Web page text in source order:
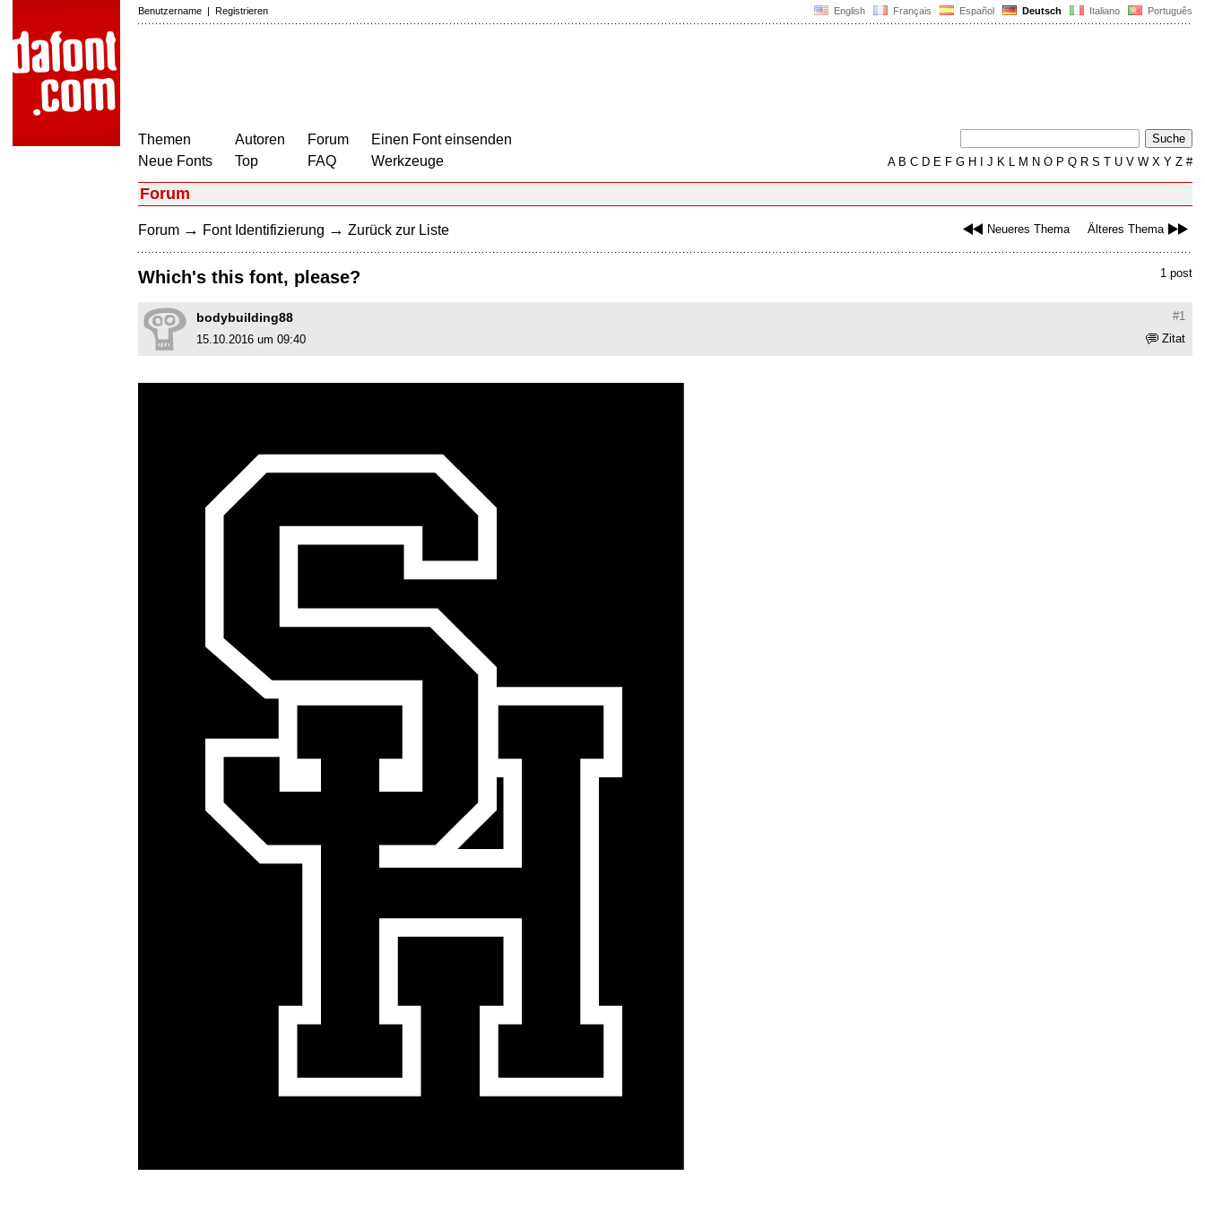
English Français Español Deutsch Italiano Português
Benutzername | Registrieren
Themen
Neue Fonts
Autoren
Top
Forum
FAQ
Einen Font einsenden
Werkzeuge
AB C D E F G H J K L M N O P Q R S T U V W X Y Z #
Forum
Neueres Thema Älteres Thema
Forum → Font Identifizierung → Zurück zur Liste
1 post
Which's this font, please?
#1
bodybuilding88
Zitat
15.10.2016 um 09:40